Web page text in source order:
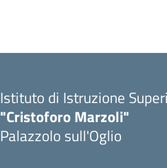
Istituto di Istruzione
"Cristoforo Marzoli"
Palazzolo sull'Oglio